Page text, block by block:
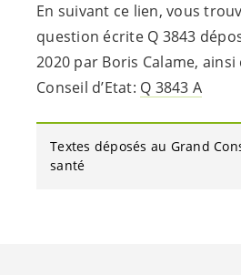
En suivant ce lien, vous
question écrite Q 3843
2020 par Boris Calame,
Conseil d’Etat: Q 3843 A
Textes déposés au Grand
santé